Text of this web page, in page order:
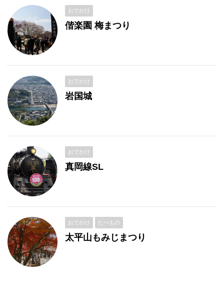
おでかけ
偕楽園 梅まつり
おでかけ
岩国城
おでかけ
真岡線SL
おでかけ たべもの
太平山もみじまつり